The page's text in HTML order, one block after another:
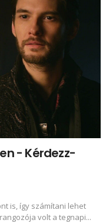
- Kérdezz-
is, így számítani lehet
volt a tegnapi...